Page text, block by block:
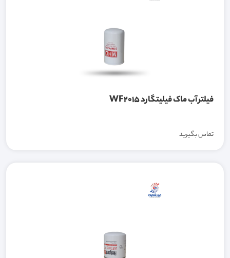
فیلتر آب ماک فیلیتگارد WF2015
تماس بگیرید